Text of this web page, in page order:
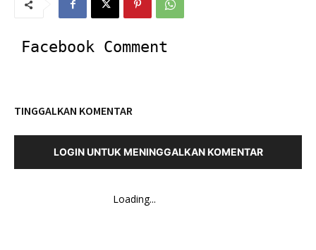
Facebook Comment
TINGGALKAN KOMENTAR
LOGIN UNTUK MENINGGALKAN KOMENTAR
Loading...